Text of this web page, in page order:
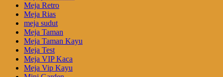
Meja Retro
Meja Rias
meja sudut
Meja Taman
Meja Taman Kayu
Meja Test
Meja VIP Kaca
Meja Vip Kayu